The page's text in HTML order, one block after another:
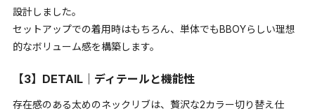
設計しました。
セットアップでの着用時はもちろん、単体でもBBOYらしい理想
的なボリューム感を構築します。
【3】DETAIL｜ディテールと機能性
存在感のある太めのネックリブは、贅沢な2カラー切り替え仕